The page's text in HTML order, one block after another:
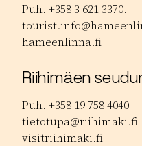
Puh. +358 3 621 3370.
hameenlinna.fi
Riihimäen
Puh. +358 19 758 4040
tietotupa@riihimaki.fi
visitriihimaki.fi